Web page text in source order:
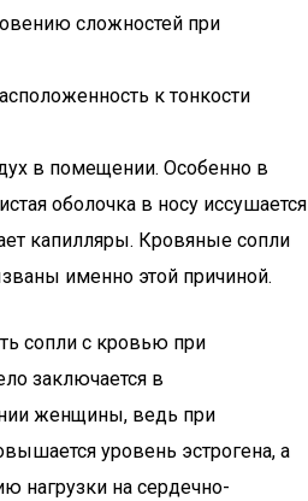
сложностей при
к тонкости
в помещении. Особенно в
оболочка в носу иссушается
капилляры. Кровяные сопли
именно этой причиной.
сопли с кровью при
заключается в
женщины, ведь при
уровень эстрогена, а
нагрузки на сердечно-